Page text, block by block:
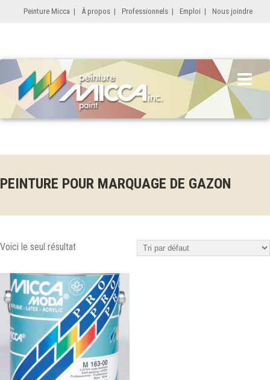
Peinture Micca | À propos | Professionnels | Emploi | Nous joindre
PEINTURE POUR MARQUAGE DE GAZON
Voici le seul résultat